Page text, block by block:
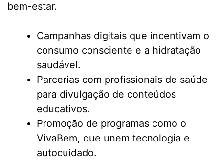
bem-estar.
Campanhas digitais que incentivam o
consumo consciente e a hidratação
saudável.
Parcerias com profissionais de saúde
para divulgação de conteúdos
educativos.
Promoção de programas como o
VivaBem, que unem tecnologia e
autocuidado.